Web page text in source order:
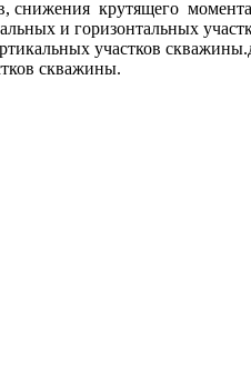
снижения крутящего
и горизонтальных
участков
скважины.